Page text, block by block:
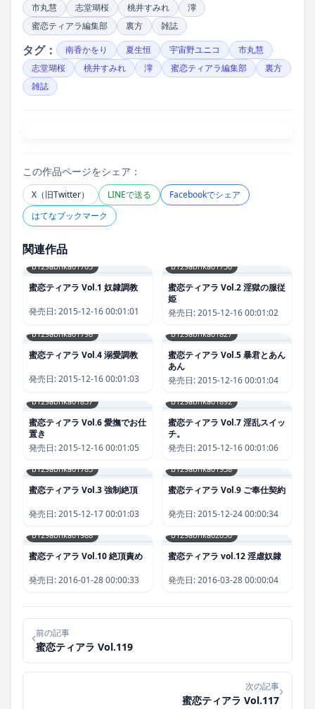
市丸慧
志堂瑚桜 桃井すみれ
濘
蜜恋ティアラ編集部
裏方 雑誌
タグ： 南香かをり 夏生恒 宇宙野ユニコ
市丸慧
志堂瑚桜
桃井すみれ 濘 蜜恋ティアラ編集部
裏方
雑誌
この作品ページをシェア：
X（旧Twitter） LINEで送る
Facebookでシェア
はてなブックマーク
関連作品
b129abnka01705
蜜恋ティアラ Vol.1 奴隷調教
発売日:2015-12-16 00:01:01
b129abnka01730
蜜恋ティアラ Vol.2 淫獄の服従
姫
発売日:2015-12-16 00:01:02
b129abnka01798
蜜恋ティアラ Vol.4 溺愛調教
発売日:2015-12-16 00:01:03
b129abnka01827
蜜恋ティアラ Vol.5 暴君とあん
あん
発売日:2015-12-16 00:01:04
b129abnka01857
蜜恋ティアラ Vol.6 愛撫でお仕
置き
発売日:2015-12-16 00:01:05
b129abnka01892
蜜恋ティアラ Vol.7 淫乱スイッ
チ。
発売日:2015-12-16 00:01:06
b129abnka01785
蜜恋ティアラ Vol.3 強制絶頂
発売日:2015-12-17 00:01:03
b129abnka01938
蜜恋ティアラ Vol.9 ご奉仕契約
発売日:2015-12-24 00:00:34
b129abnka01988
蜜恋ティアラ Vol.10 絶頂責め
発売日:2016-01-28 00:00:33
b129abnka02050
蜜恋ティアラ vol.12 淫虐奴隷
発売日:2016-03-28 00:00:04
‹前の記事
蜜恋ティアラ Vol.119
次の記事
蜜恋ティアラ Vol.117
›